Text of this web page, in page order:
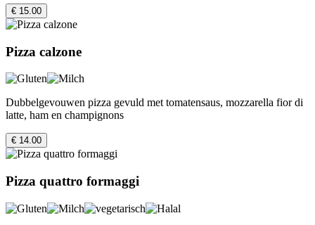
€ 15.00
Pizza calzone
Dubbelgevouwen pizza gevuld met tomatensaus, mozzarella fior di
latte, ham en champignons
€ 14.00
Pizza quattro formaggi